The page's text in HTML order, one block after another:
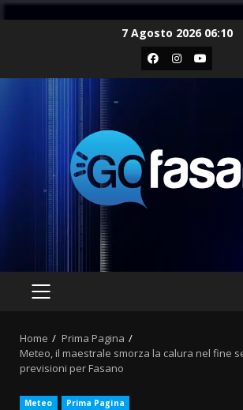
7 Agosto 2026 06:10
Facebook
Instagram
Youtube
PRIMARY
Home
Prima Pagina
Meteo, il maestrale smorza la calura nel fine
previsioni per Fasano
Meteo Prima Pagina